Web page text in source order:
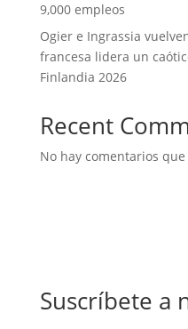
9,000 empleos
Ogier e Ingrassia
francesa lidera un
Finlandia 2026
Recent
No hay comentarios
Suscríbete a